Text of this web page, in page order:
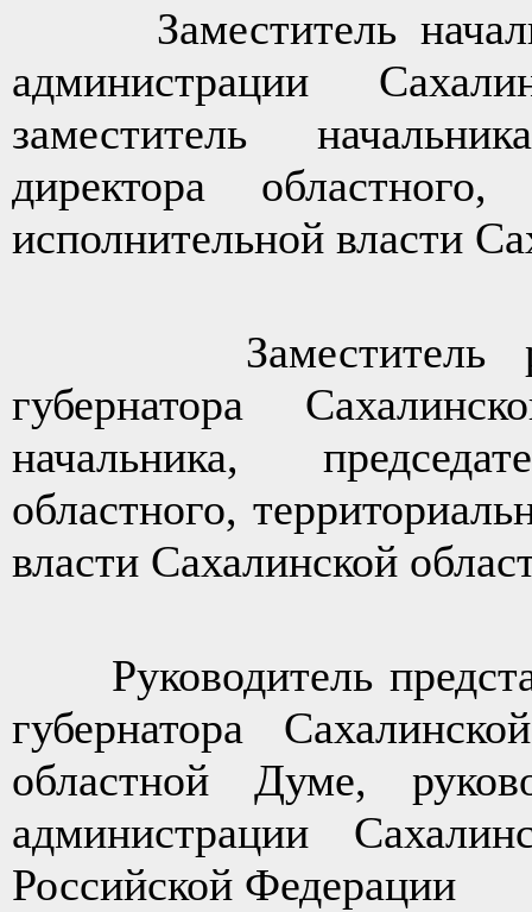
Заместитель
администрации
заместитель
директора областного,
исполнительной власти
Заместитель
губернатора
начальника,
областного,
власти Сахалинской
Руководитель
губернатора
областной Думе,
администрации
Российской Федерации